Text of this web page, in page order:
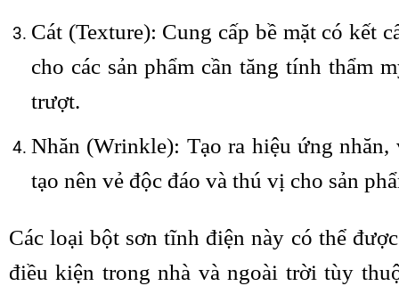
Cát (Texture): Cung cấp bề mặt có kết
cho các sản phẩm cần tăng tính thẩm
trượt.
Nhăn (Wrinkle): Tạo ra hiệu ứng nhăn,
tạo nên vẻ độc đáo và thú vị cho sản
Các loại bột sơn tĩnh điện này có thể
điều kiện trong nhà và ngoài trời tùy